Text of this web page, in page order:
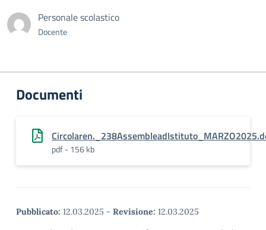
Personale scolastico
Docente
Documenti
pdf - 156 kb
Pubblicato: 12.03.2025 - Revisione: 12.03.2025